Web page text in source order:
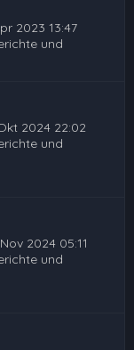
2023 13:47
und
2024 22:02
und
2024 05:11
und